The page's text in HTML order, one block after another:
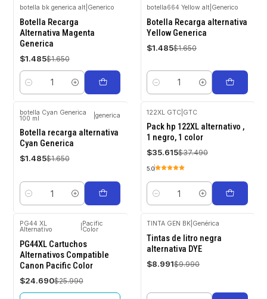
-10%
OFF
botella bk generica alt| Generico
Botella Recarga
Alternativa Magenta
Generica
$1.485$1.650
Cantidad
-10%
OFF
botella664 Yellow alt Generico
Botella Recarga alternativa
Yellow Generica
$1.485$1.650
Cantidad
OFF
botella Cyan Generica
100 ml generica
Botella recarga alternativa
Cyan Generica
$1.485$1.650
Cantidad
-5%
OFF
122XL GTC GTC
Pack hp 122XL alternativo ,
1 negro, 1 color
$35.615$37.490
5.0
Cantidad
OFF
Agotado
PG44 XL
Alternativo
Pacific
Color
PG44XL Cartuchos
Alternativos Compatible
Canon Pacific Color
$24.690$25.990
-10%
OFF
TINTA GEN BK Genérica
Tintas de litro negra
alternativa DYE
$8.991$9.990